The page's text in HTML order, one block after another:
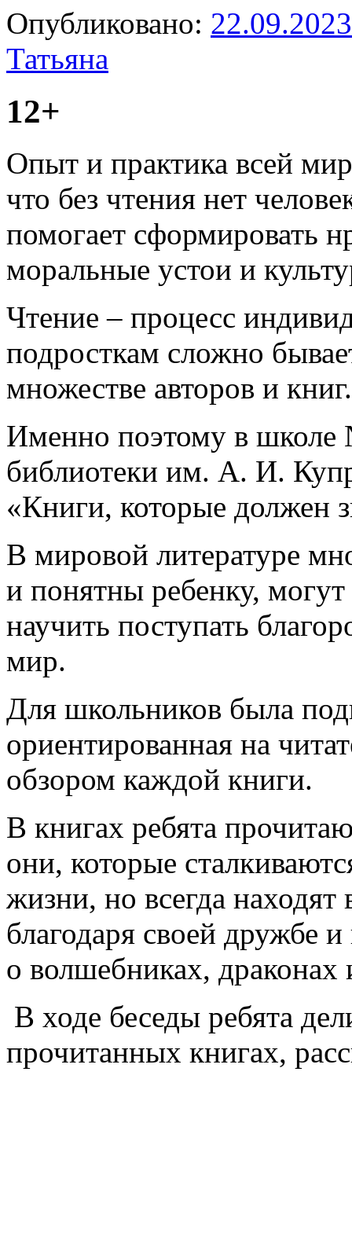
Опубликовано: 22.09.2023
Татьяна
12+
Опыт и практика всей
что без чтения нет
помогает сформировать
моральные устои и
Чтение – процесс
подросткам сложно
множестве авторов и книг.
Именно поэтому в школе
библиотеки им. А. И.
«Книги, которые должен
В мировой литературе
и понятны ребенку,
научить поступать
мир.
Для школьников была
ориентированная на
обзором каждой книги.
В книгах ребята
они, которые
жизни, но всегда
благодаря своей дружбе
о волшебниках,
В ходе беседы ребята
прочитанных книгах,